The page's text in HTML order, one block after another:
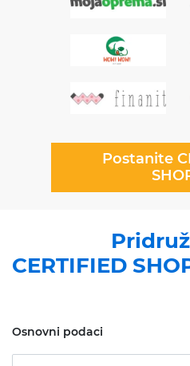
Postanite
CERTIFIED
Osnovni podaci